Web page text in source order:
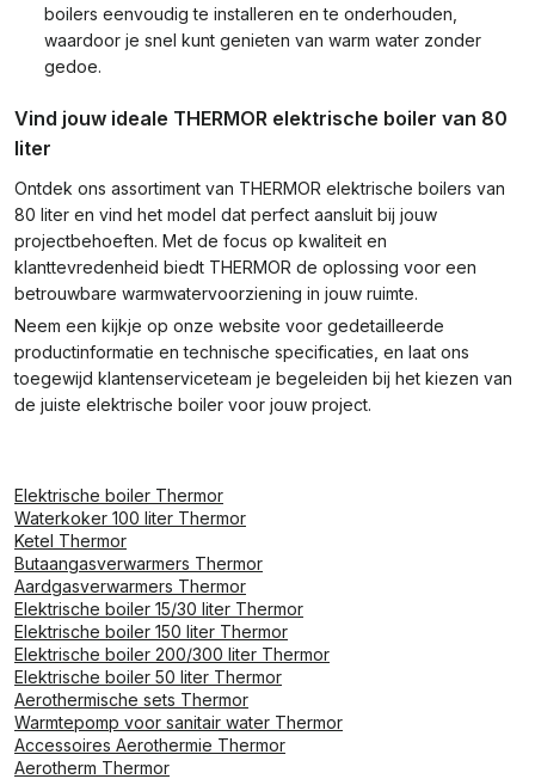
boilers eenvoudig te installeren en te onderhouden,
waardoor je snel kunt genieten van warm water zonder
gedoe.
Vind jouw ideale THERMOR elektrische boiler van 80
liter
Ontdek ons assortiment van THERMOR elektrische boilers van
80 liter en vind het model dat perfect aansluit bij jouw
projectbehoeften. Met de focus op kwaliteit en
klanttevredenheid biedt THERMOR de oplossing voor een
betrouwbare warmwatervoorziening in jouw ruimte.
Neem een kijkje op onze website voor gedetailleerde
productinformatie en technische specificaties, en laat ons
toegewijd klantenserviceteam je begeleiden bij het kiezen van
de juiste elektrische boiler voor jouw project.
Elektrische boiler Thermor
Waterkoker 100 liter Thermor
Ketel Thermor
Butaangasverwarmers Thermor
Aardgasverwarmers Thermor
Elektrische boiler 15/30 liter Thermor
Elektrische boiler 150 liter Thermor
Elektrische boiler 200/300 liter Thermor
Elektrische boiler 50 liter Thermor
Aerothermische sets Thermor
Warmtepomp voor sanitair water Thermor
Accessoires Aerothermie Thermor
Aerotherm Thermor